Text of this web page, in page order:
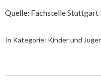
Quelle: Fachstelle
In Kategorie: Kinder und